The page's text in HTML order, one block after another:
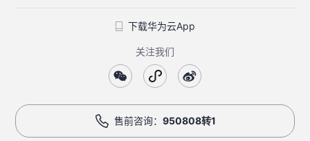
下载华为云App
关注我们
售前咨询： 950808转1